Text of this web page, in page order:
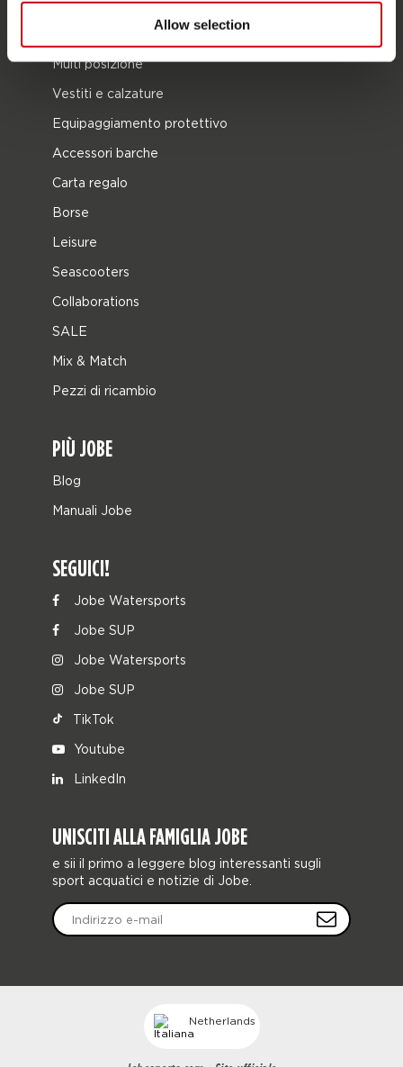
Allow selection
Ski nautico
Multi posizione
Vestiti e calzature
Equipaggiamento protettivo
Accessori barche
Carta regalo
Borse
Leisure
Seascooters
Collaborations
SALE
Mix & Match
Pezzi di ricambio
PIÙ JOBE
Blog
Manuali Jobe
SEGUICI!
Jobe Watersports
Jobe SUP
Jobe Watersports
Jobe SUP
TikTok
Youtube
LinkedIn
UNISCITI ALLA FAMIGLIA JOBE
e sii il primo a leggere blog interessanti sugli
sport acquatici e notizie di Jobe.
Netherlands